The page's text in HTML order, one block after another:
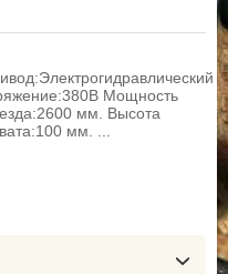
Мощность
мм. Высота
мм. ...